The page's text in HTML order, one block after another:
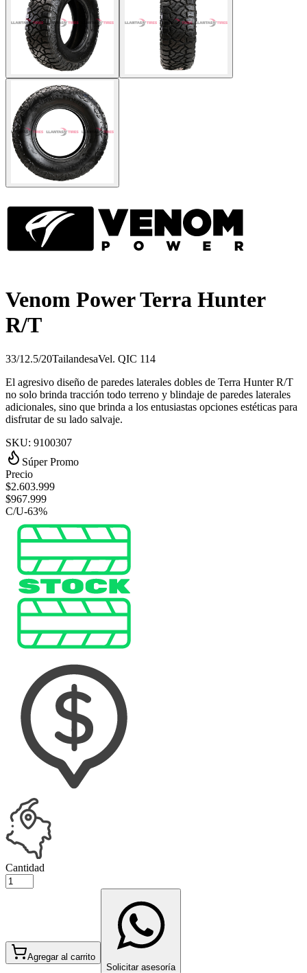
Venom Power Terra Hunter
R/T
33/12.5/20TailandesaVel. QIC 114
El agresivo diseño de paredes laterales dobles de Terra Hunter R/T
no solo brinda tracción todo terreno y blindaje de paredes laterales
adicionales, sino que brinda a los entusiastas opciones estéticas para
disfrutar de su lado salvaje.
SKU: 9100307
Súper Promo
Precio
$2.603.999
$967.999
C/U-63%
Cantidad
Agregar al carrito
Solicitar asesoría